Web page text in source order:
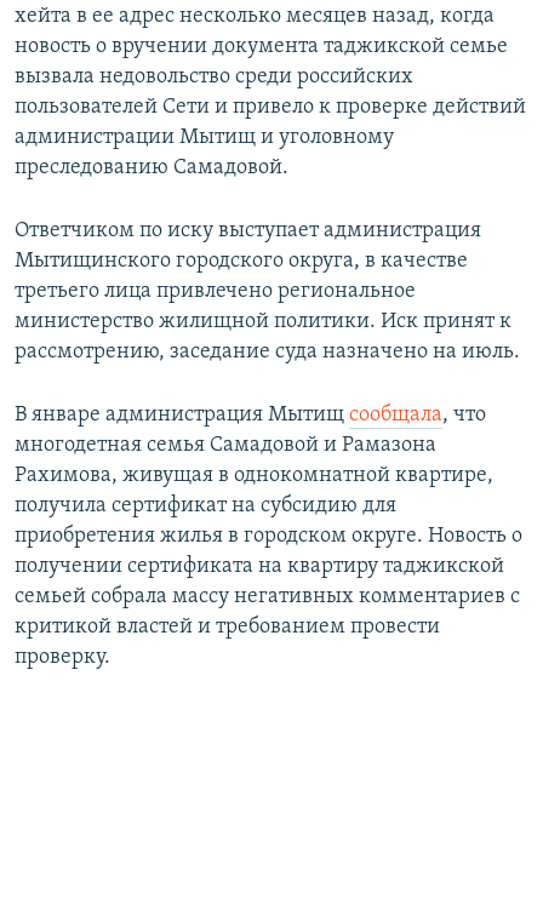
хейта в ее адрес несколько месяцев назад, когда
новость о вручении документа таджикской семье
вызвала недовольство среди российских
пользователей Сети и привело к проверке действий
администрации Мытищ и уголовному
преследованию Самадовой.
Ответчиком по иску выступает администрация
Мытищинского городского округа, в качестве
третьего лица привлечено региональное
министерство жилищной политики. Иск принят к
рассмотрению, заседание суда назначено на июль.
В январе администрация Мытищ сообщала, что
многодетная семья Самадовой и Рамазона
Рахимова, живущая в однокомнатной квартире,
получила сертификат на субсидию для
приобретения жилья в городском округе. Новость о
получении сертификата на квартиру таджикской
семьей собрала массу негативных комментариев с
критикой властей и требованием провести
проверку.